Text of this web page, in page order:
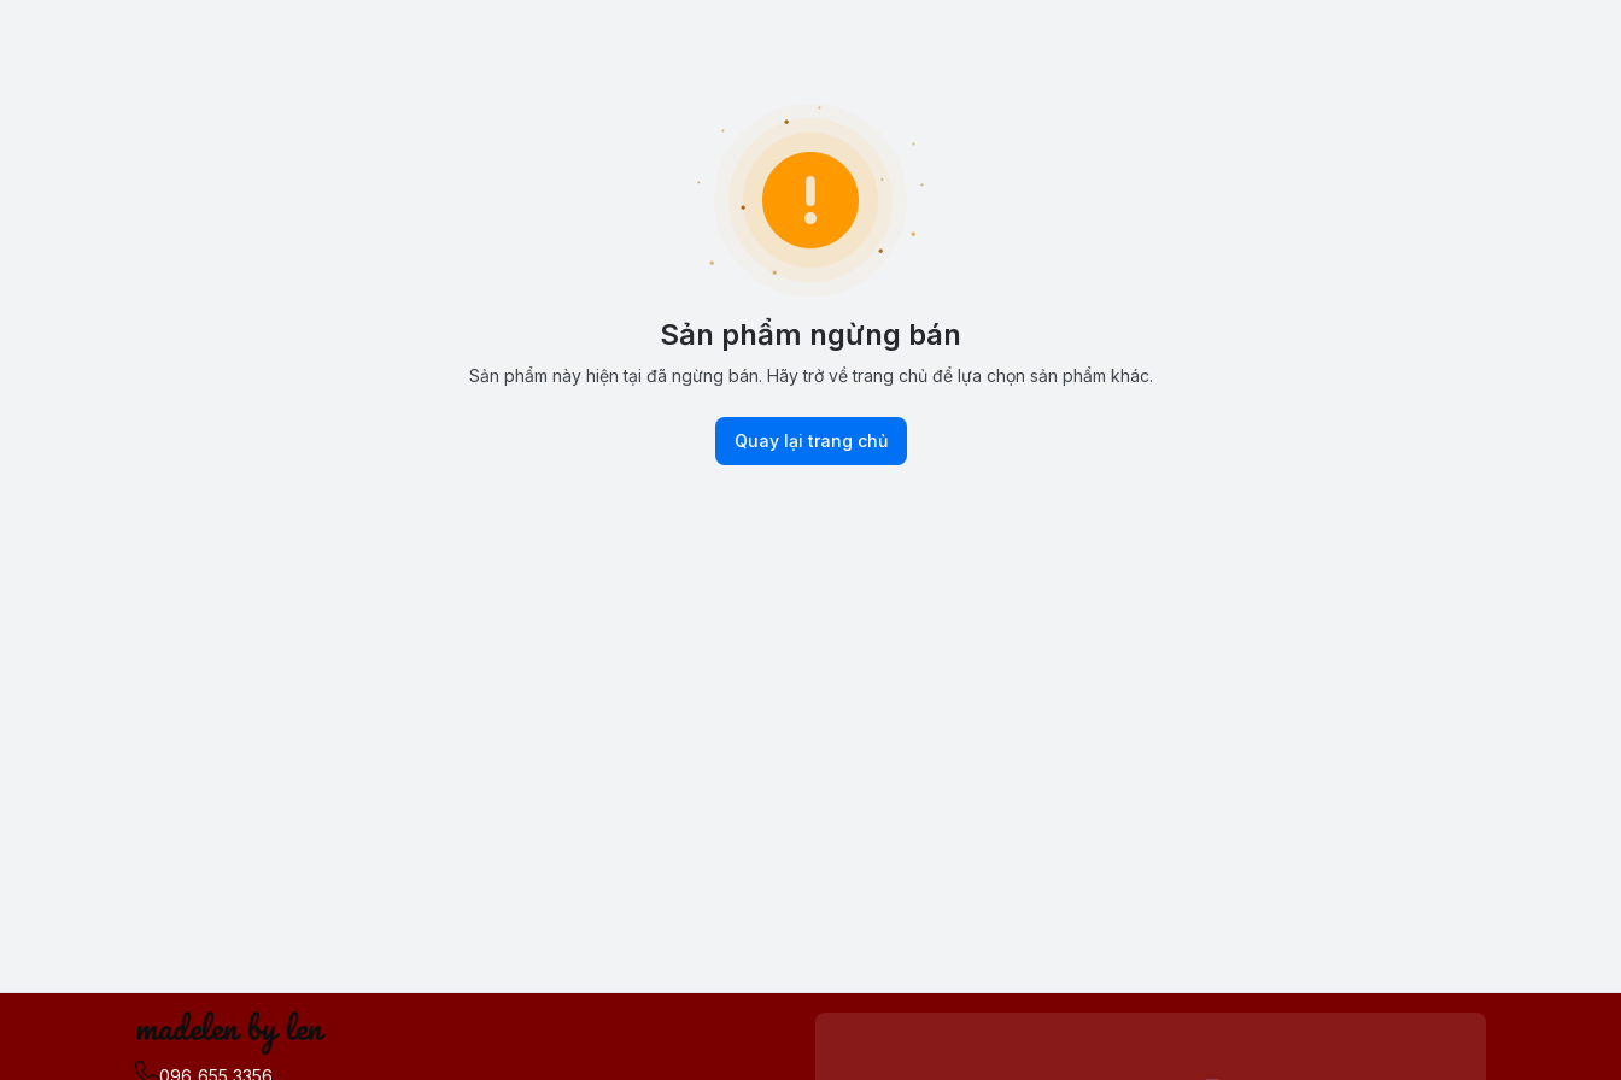
Sản phẩm ngừng bán
Sản phẩm này hiện tại đã ngừng bán. Hãy trở về trang chủ để lựa chọn sản phẩm khác.
Quay lại trang chủ
madelen by len
096 655 3356